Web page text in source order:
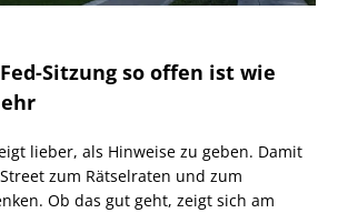
Sitzung so offen ist wie
lieber, als Hinweise zu geben. Damit
Ob das gut geht, zeigt sich am